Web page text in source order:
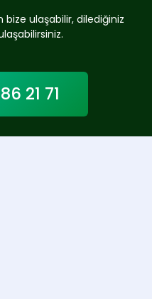
bize ulaşabilir, dilediğiniz
21 71